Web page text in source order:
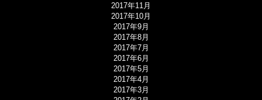
2017年11月
2017年10月
2017年9月
2017年8月
2017年7月
2017年6月
2017年5月
2017年4月
2017年3月